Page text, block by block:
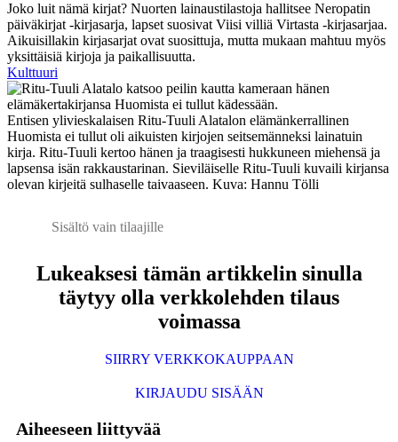
Joko luit nämä kirjat? Nuorten lainaustilastoja hallitsee Neropatin
päiväkirjat -kirjasarja, lapset suosivat Viisi villiä Virtasta -kirjasarjaa.
Aikuisillakin kirjasarjat ovat suosittuja, mutta mukaan mahtuu myös
yksittäisiä kirjoja ja paikallisuutta.
Kulttuuri
Entisen ylivieskalaisen Ritu-Tuuli Alatalon elämänkerrallinen
Huomista ei tullut oli aikuisten kirjojen seitsemänneksi lainatuin
kirja. Ritu-Tuuli kertoo hänen ja traagisesti hukkuneen miehensä ja
lapsensa isän rakkaustarinan. Sieviläiselle Ritu-Tuuli kuvaili kirjansa
olevan kirjeitä sulhaselle taivaaseen. Kuva: Hannu Tölli
Sisältö vain tilaajille
Lukeaksesi tämän artikkelin sinulla
täytyy olla verkkolehden tilaus
voimassa
SIIRRY VERKKOKAUPPAAN
KIRJAUDU SISÄÄN
Aiheeseen liittyvää